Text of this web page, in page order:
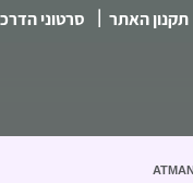
תקנון האתר | סרטוני